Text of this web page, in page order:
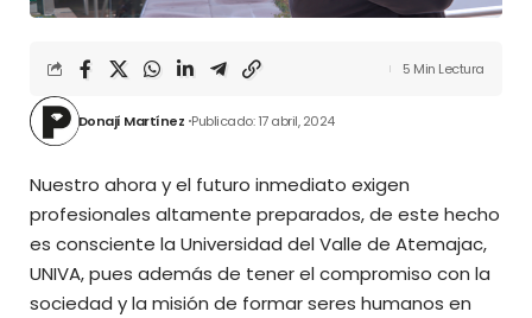
Donají Martínez Publicado: 17 abril, 2024
5 Min Lectura
Nuestro ahora y el futuro inmediato exigen
profesionales altamente preparados, de este hecho
es consciente la Universidad del Valle de Atemajac,
UNIVA, pues además de tener el compromiso con la
sociedad y la misión de formar seres humanos en